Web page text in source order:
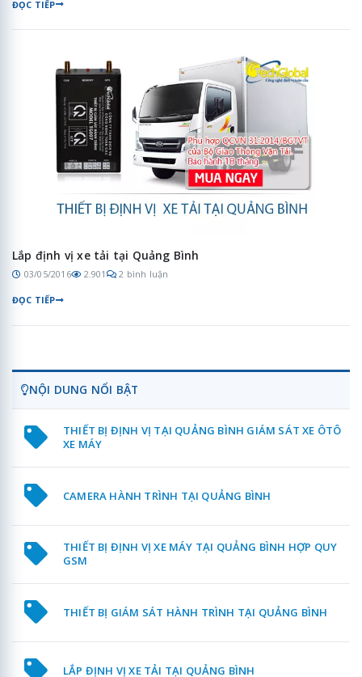
ĐỌC TIẾP
Lắp định vị xe tải tại Quảng Bình
03/05/2016 2.901 2 bình luận
ĐỌC TIẾP
NỘI DUNG NỔI BẬT
THIẾT BỊ ĐỊNH VỊ TẠI QUẢNG BÌNH GIÁM SÁT XE ÔTÔ
XE MÁY
CAMERA HÀNH TRÌNH TẠI QUẢNG BÌNH
THIẾT BỊ ĐỊNH VỊ XE MÁY TẠI QUẢNG BÌNH HỢP QUY
GSM
THIẾT BỊ GIÁM SÁT HÀNH TRÌNH TẠI QUẢNG BÌNH
LẮP ĐỊNH VỊ XE TẢI TẠI QUẢNG BÌNH